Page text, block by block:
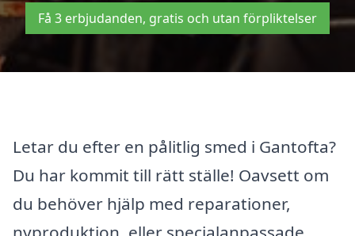
Få 3 erbjudanden, gratis och utan förpliktelser
Letar du efter en pålitlig smed i Gantofta?
Du har kommit till rätt ställe! Oavsett om
du behöver hjälp med reparationer,